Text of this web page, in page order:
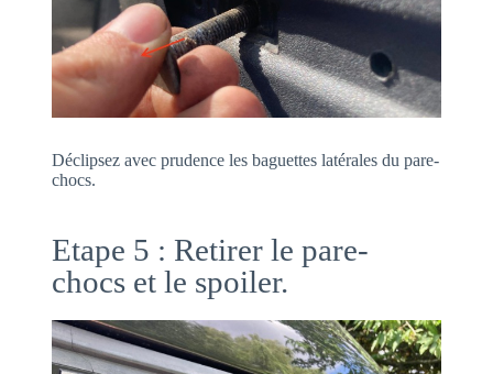
Déclipsez avec prudence les baguettes latérales du pare-
chocs.
Etape 5 : Retirer le pare-
chocs et le spoiler.